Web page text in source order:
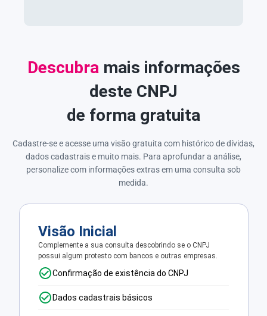
Descubramais informações
deste CNPJ
de forma gratuita
Cadastre-se e acesse uma visão gratuita com histórico de dívidas,
dados cadastrais e muito mais. Para aprofundar a análise,
personalize com informações extras em uma consulta sob
medida.
Visão Inicial
Complemente a sua consulta descobrindo se o CNPJ
possui algum protesto com bancos e outras empresas.
Confirmação de existência do CNPJ
Dados cadastrais básicos